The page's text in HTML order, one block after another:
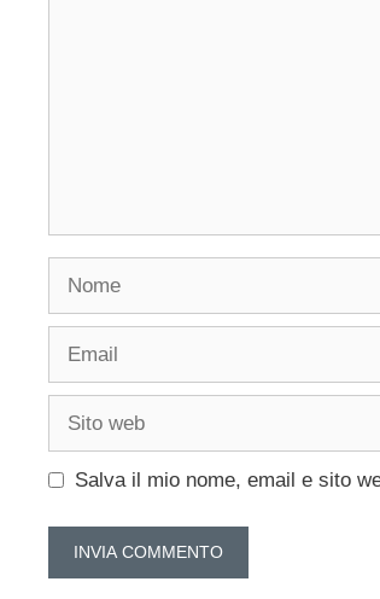
Nome
Email
Sito
Salva il mio nome, email e sito